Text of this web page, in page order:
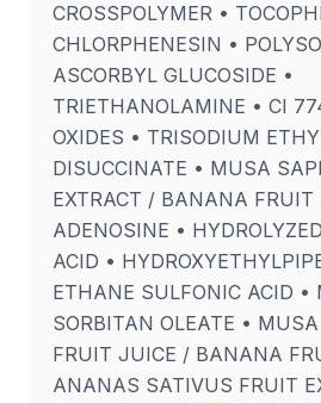
CROSSPOLYMER •
CHLORPHENESIN •
ASCORBYL GLUCOSIDE •
TRIETHANOLAMINE • CI
OXIDES • TRISODIUM
DISUCCINATE • MUSA
EXTRACT / BANANA FRUIT
ADENOSINE •
ACID •
ETHANE SULFONIC ACID •
SORBITAN OLEATE •
FRUIT JUICE / BANANA
ANANAS SATIVUS FRUIT